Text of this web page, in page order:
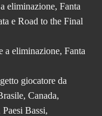
eliminazione, Fanta
e Road to the Final
a eliminazione, Fanta
giocatore da
Canada,
Bassi,